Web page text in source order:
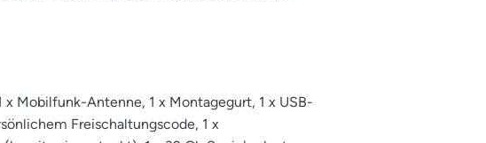
x Mobilfunk-Antenne, 1 x Montagegurt, 1 x USB-
Freischaltungscode, 1 x